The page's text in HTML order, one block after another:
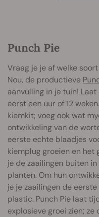
Punch Pie
Vraag je je af welke
Nou, de productieve
aanvulling in je tuin! Laat
eerst een uur of 12
kiemkit; voeg ook wat
ontwikkeling van de
eerste echte blaadjes
kiemplug groeien en het
je de zaailingen buiten
planten. Om hun
je je zaailingen de
plastic. Punch Pie laat
explosieve groei zien;